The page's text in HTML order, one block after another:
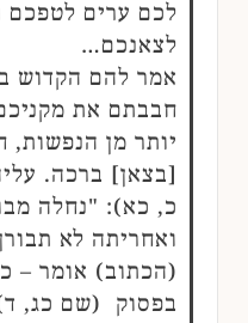
לכם ערים לטפכם
לצאנכם…
אמר להם הקדוש
חבבתם את
יותר מן הנפשות,
[בצאן] ברכה.
כ, כא): "נחלה
ואחריתה לא
(הכתוב) אומר –
בפסוק (שם כג,